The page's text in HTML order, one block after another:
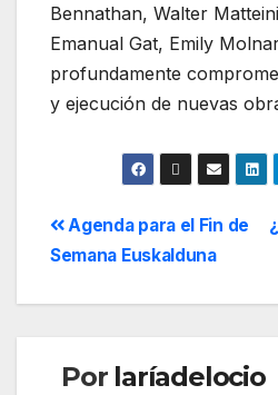
Bennathan, Walter
Emanual Gat, Emily
profundamente
y ejecución de nuevas
Agenda para el Fin de
Semana Euskalduna
Por laríadelocio